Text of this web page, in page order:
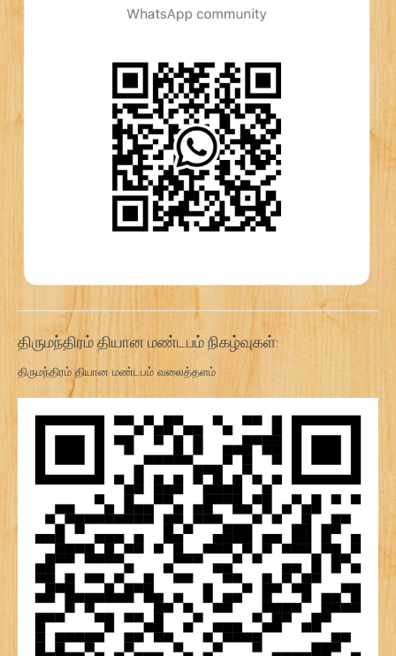
திருமந்திரம் தியான மண்டபம் நிகழ்வுகள்:
திருமந்திரம் தியான மண்டபம் வலைத்தளம்